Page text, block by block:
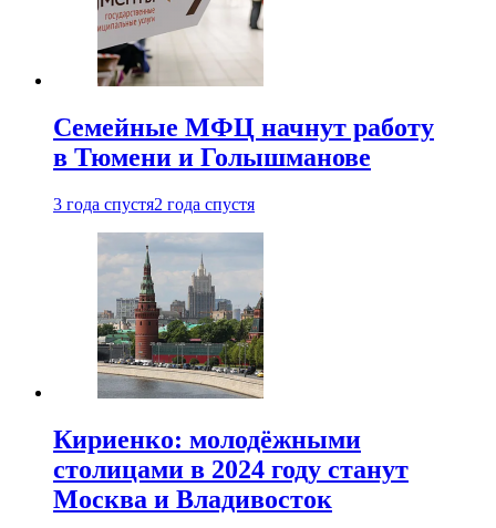
Семейные МФЦ начнут работу
в Тюмени и Голышманове
3 года спустя2 года спустя
Кириенко: молодёжными
столицами в 2024 году станут
Москва и Владивосток